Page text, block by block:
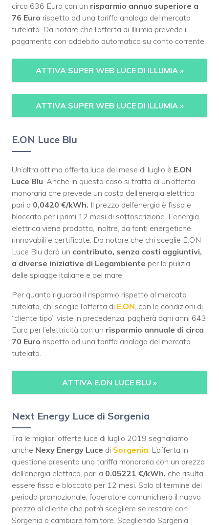
circa 636 Euro con un risparmio annuo superiore a
76 Euro rispetto ad una tariffa analoga del mercato
tutelato. Da notare che l’offerta di Illumia prevede il
pagamento con addebito automatico su conto corrente.
ATTIVA SUPER WEB LUCE DI ILLUMIA »
ATTIVA SUPER WEB LUCE DI ILLUMIA »
E.ON Luce Blu
Un’altra ottima offerta luce del mese di luglio è E.ON
Luce Blu . Anche in questo caso si tratta di un’offerta
monoraria che prevede un costo dell’energia elettrica
pari a 0,0420 €/kWh. Il prezzo dell’energia è fisso e
bloccato per i primi 12 mesi di sottoscrizione. L’energia
elettrica viene prodotta, inoltre, da fonti energetiche
rinnovabili e certificate. Da notare che chi sceglie E.ON
Luce Blu darà un contributo, senza costi aggiuntivi,
a diverse iniziative di Legambiente per la pulizia
delle spiagge italiane e del mare.
Per quanto riguarda il risparmio rispetto al mercato
tutelato, chi sceglie l’offerta di E.ON , con le condizioni di
“cliente tipo” viste in precedenza, pagherà ogni anni 643
Euro per l’elettricità con un risparmio annuale di circa
70 Euro rispetto ad una tariffa analoga del mercato
tutelato.
ATTIVA E.ON LUCE BLU »
Next Energy Luce di Sorgenia
Tra le migliori offerte luce di luglio 2019 segnaliamo
anche Nexy Energy Luce di Sorgenia . L’offerta in
questione presenta una tariffa monoraria con un prezzo
dell’energia elettrica, pari a 0.05221 €/kWh, che risulta
essere fisso e bloccato per 12 mesi. Solo al termine del
periodo promozionale, l’operatore comunicherà il nuovo
prezzo al cliente che potrà scegliere se restare con
Sorgenia o cambiare fornitore. Scegliendo Sorgenia